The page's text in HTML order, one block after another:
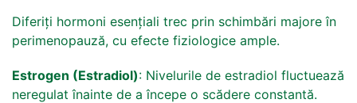
Diferiți hormoni esențiali trec prin schimbări majore în
perimenopauză, cu efecte fiziologice ample.
Estrogen (Estradiol): Nivelurile de estradiol fluctuează
neregulat înainte de a începe o scădere constantă.